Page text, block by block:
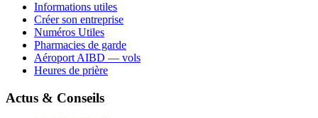
Informations utiles
Créer son entreprise
Numéros Utiles
Pharmacies de garde
Aéroport AIBD — vols
Heures de prière
Actus & Conseils